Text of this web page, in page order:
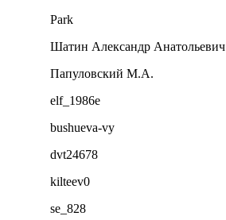
Park
Шатин Александр Анатольевич
Папуловский М.А.
elf_1986e
bushueva-vy
dvt24678
kilteev0
se_828